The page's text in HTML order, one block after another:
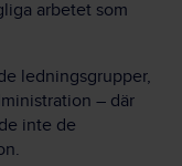
arbetet som
ledningsgrupper,
– där
inte de